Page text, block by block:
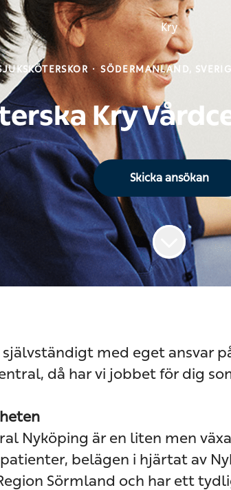
Kry
· SÖDERMANLAND,
Kry
Skicka ansökan
med eget ansvar
då har vi jobbet för dig
Nyköping är en liten men
belägen i hjärtat av
Sörmland och har ett